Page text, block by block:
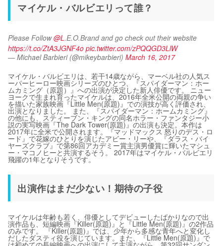
マイケル・バルビエリって誰？
Please Follow @L
https://t.co/ZtA3JGNF4o pic.twitter.com/zPQQGD3LlW
— Michael Barbieri (@mikeybarbieri) March 16, 2017
マイケル・バルビエリは、若干14歳ながら、マーベル社の人気ス
ーパーヒーロー映画シリーズのひとつ、『スパイダーマン：ホー
ムカミング（原題）』への出演が決定した新人俳優です。 ニュー
ヨークで生まれ育ったマイケルは、2016年全米公開の両親の争い
を描いた家族映画『Little Men(原題)』での演技が高く評価され、
出演となりました。 また、『スパイダーマン：ホームカミング』
の他にも、スティーブン・キングの同名ホラー・ファンタジー小
説の実写映画『The Dark Tower(原題)』の出演も決定。本作は
2017年に全米で公開されます。『マッドマックス 怒りのデス・ロ
ード』で花嫁のひとりを演じたアビー・リーや、『ダラス・バイ
ヤーズクラブ』で第86回アカデミー賞主演男優賞に輝いたマシュ
ー・マコノヒーと共演するそう。 2017年はマイケル・バルビエリ
飛躍の1年となりそうです。
出演作はまだ少ない！期待の子役
マイケルは年齢も若く、俳優としてデビューしたばかりなので出
演作品も、短編映画『Killer(原題)』と『Little Men(原題)』の2作品
のみです。 『Killer(原題)』では、少年から多感な青年へと変化し
だしたダスティ役を演じています。また、『Little Men(原題)』で